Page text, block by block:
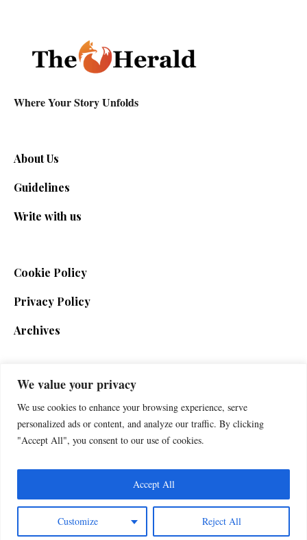
We value your privacy
We use cookies to enhance your browsing experience, serve
personalized ads or content, and analyze our traffic. By clicking
"Accept All", you consent to our use of cookies.
Customize Reject All
Accept All
Where Your Story Unfolds
About Us
Guidelines
Write with us
Cookie Policy
Privacy Policy
Archives
SIGN UP FOR THE NEWSLETTER